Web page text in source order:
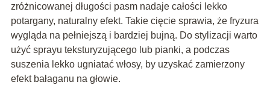
zróżnicowanej długości pasm nadaje całości lekko
potargany, naturalny efekt. Takie cięcie sprawia, że fryzura
wygląda na pełniejszą i bardziej bujną. Do stylizacji warto
użyć sprayu teksturyzującego lub pianki, a podczas
suszenia lekko ugniatać włosy, by uzyskać zamierzony
efekt bałaganu na głowie.